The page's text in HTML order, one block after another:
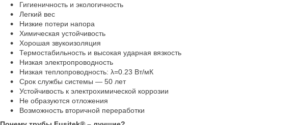
Гигиеничность и экологичность
Легкий вес
Низкие потери напора
Химическая устойчивость
Хорошая звукоизоляция
Термостабильность и высокая ударная вязкость
Низкая электропроводность
Низкая теплопроводность: λ=0.23 Вт/мК
Срок службы системы ― 50 лет
Устойчивость к электрохимической коррозии
Не образуются отложения
Возможность вторичной переработки